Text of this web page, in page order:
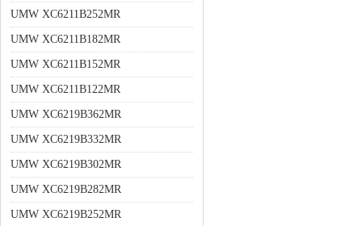
UMW XC6211B252MR
UMW XC6211B182MR
UMW XC6211B152MR
UMW XC6211B122MR
UMW XC6219B362MR
UMW XC6219B332MR
UMW XC6219B302MR
UMW XC6219B282MR
UMW XC6219B252MR